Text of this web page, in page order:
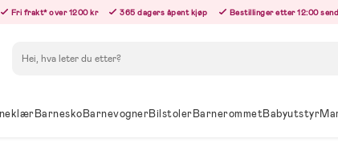
Fri frakt* over 1200 kr 365 dagers åpent kjøp Bestillinger etter 12:00
BarneskoBarnevognerBilstolerBarnerommetBabyutstyr